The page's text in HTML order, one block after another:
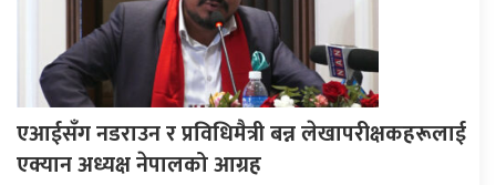
एआईसँग नडराउन र प्रविधिमैत्री बन्न लेखापरीक्षकहरूलाई
एक्यान अध्यक्ष नेपालको आग्रह